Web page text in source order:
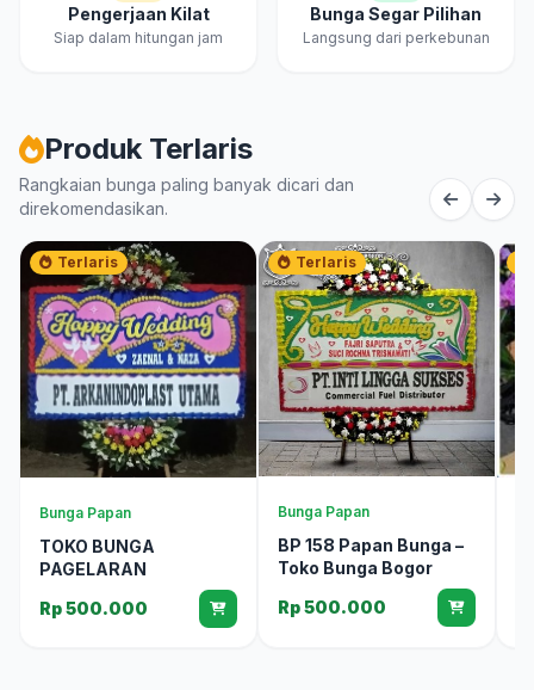
Pengerjaan Kilat
Siap dalam hitungan jam
Bunga Segar Pilihan
Langsung dari perkebunan
Produk Terlaris
Rangkaian bunga paling banyak dicari dan
direkomendasikan.
Terlaris
Bunga Papan
TOKO BUNGA
PAGELARAN
Rp 500.000
Terlaris
Bunga Papan
BP 158 Papan Bunga –
Toko Bunga Bogor
Rp 500.000